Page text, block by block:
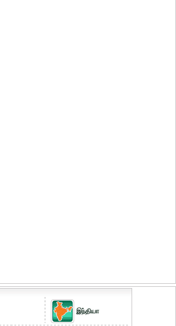
இந்தியா